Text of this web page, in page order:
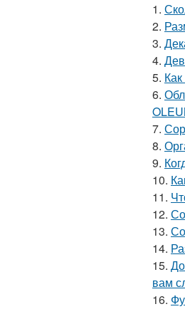
1.
2.
3.
4.
5.
6.
7.
8.
9.
10.
11.
12.
13.
14.
15.
вам
16.